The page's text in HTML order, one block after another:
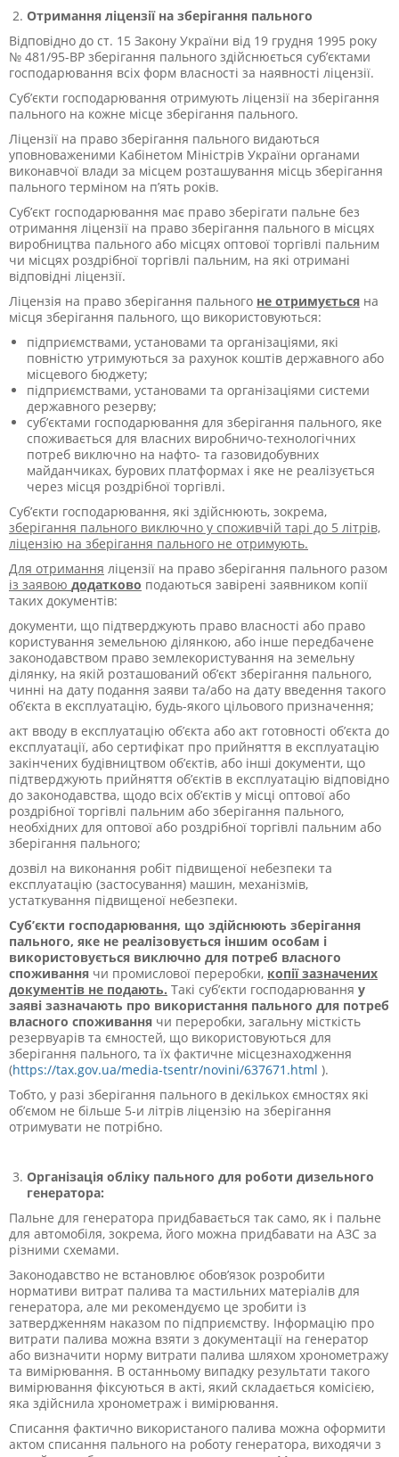
Отримання ліцензії на зберігання пального
Відповідно до ст. 15 Закону України від 19 грудня 1995 року
№ 481/95-ВР зберігання пального здійснюється суб’єктами
господарювання всіх форм власності за наявності ліцензії.
Суб’єкти господарювання отримують ліцензії на зберігання
пального на кожне місце зберігання пального.
Ліцензії на право зберігання пального видаються
уповноваженими Кабінетом Міністрів України органами
виконавчої влади за місцем розташування місць зберігання
пального терміном на п’ять років.
Суб’єкт господарювання має право зберігати пальне без
отримання ліцензії на право зберігання пального в місцях
виробництва пального або місцях оптової торгівлі пальним
чи місцях роздрібної торгівлі пальним, на які отримані
відповідні ліцензії.
Ліцензія на право зберігання пального не отримується на
місця зберігання пального, що використовуються:
підприємствами, установами та організаціями, які
повністю утримуються за рахунок коштів державного або
місцевого бюджету;
підприємствами, установами та організаціями системи
державного резерву;
суб’єктами господарювання для зберігання пального, яке
споживається для власних виробничо-технологічних
потреб виключно на нафто- та газовидобувних
майданчиках, бурових платформах і яке не реалізується
через місця роздрібної торгівлі.
Суб’єкти господарювання, які здійснюють, зокрема,
зберігання пального виключно у споживчій тарі до 5 літрів,
ліцензію на зберігання пального не отримують.
Для отримання ліцензії на право зберігання пального разом
із заявою додатково подаються завірені заявником копії
таких документів:
документи, що підтверджують право власності або право
користування земельною ділянкою, або інше передбачене
законодавством право землекористування на земельну
ділянку, на якій розташований об’єкт зберігання пального,
чинні на дату подання заяви та/або на дату введення такого
об’єкта в експлуатацію, будь-якого цільового призначення;
акт вводу в експлуатацію об’єкта або акт готовності об’єкта до
експлуатації, або сертифікат про прийняття в експлуатацію
закінчених будівництвом об’єктів, або інші документи, що
підтверджують прийняття об’єктів в експлуатацію відповідно
до законодавства, щодо всіх об’єктів у місці оптової або
роздрібної торгівлі пальним або зберігання пального,
необхідних для оптової або роздрібної торгівлі пальним або
зберігання пального;
дозвіл на виконання робіт підвищеної небезпеки та
експлуатацію (застосування) машин, механізмів,
устаткування підвищеної небезпеки.
Суб’єкти господарювання, що здійснюють зберігання
пального, яке не реалізовується іншим особам і
використовується виключно для потреб власного
споживання чи промислової переробки, копії зазначених
документів не подають. Такі суб’єкти господарювання у
заяві зазначають про використання пального для потреб
власного споживання чи переробки, загальну місткість
резервуарів та ємностей, що використовуються для
зберігання пального, та їх фактичне місцезнаходження
(https://tax.gov.ua/media-tsentr/novini/637671.html ).
Тобто, у разі зберігання пального в декількох ємностях які
об’ємом не більше 5-и літрів ліцензію на зберігання
отримувати не потрібно.
Організація обліку пального для роботи дизельного
генератора:
Пальне для генератора придбавається так само, як і пальне
для автомобіля, зокрема, його можна придбавати на АЗС за
різними схемами.
Законодавство не встановлює обов’язок розробити
нормативи витрат палива та мастильних матеріалів для
генератора, але ми рекомендуємо це зробити із
затвердженням наказом по підприємству. Інформацію про
витрати палива можна взяти з документації на генератор
або визначити норму витрати палива шляхом хронометражу
та вимірювання. В останньому випадку результати такого
вимірювання фіксуються в акті, який складається комісією,
яка здійснила хронометраж і вимірювання.
Списання фактично використаного палива можна оформити
актом списання пального на роботу генератора, виходячи з